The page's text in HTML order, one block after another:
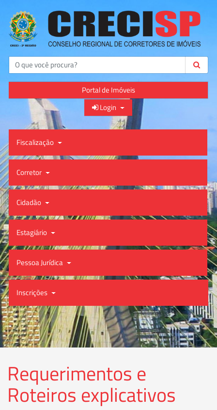
Buscar
Portal de Imóveis
Login
Fiscalização
Corretor
Cidadão
Estagiário
Pessoa Jurídica
Inscrições
Requerimentos e
Roteiros explicativos